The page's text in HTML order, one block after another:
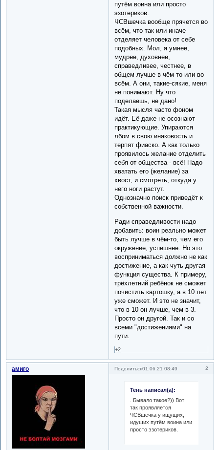
путём воина или просто
эзотериков.
ЧСВшечка вообще прячется во
всём, что так или иначе
отделяет человека от себе
подобных. Мол, я умнее,
мудрее, духовнее,
справедливее, честнее, в
общем лучше в чём-то или во
всём. А они, такие-сякие, меня
не понимают. Ну что
поделаешь, не дано!
Такая мысля часто фоном
идёт. Её даже не осознают
практикующие. Упираются
лбом в свою инаковость и
терпят фиаско. А как только
проявилось желание отделить
себя от общества - всё! Надо
хватать его (желание) за
хвост, и смотреть, откуда у
него ноги растут.
Однозначно поиск приведёт к
собственной важности.
Ради справедливости надо
добавить: воин реально может
быть лучше в чём-то, чем его
окружение, успешнее. Но это
восприниматься должно не как
достижение, а как чуть другая
функция существа. К примеру,
трёхлетний ребёнок не сможет
почистить картошку, а в 10 лет
уже сможет. И это не значит,
что в 10 он лучше, чем в 3.
Просто он другой. Так и со
всеми "достижениями" на
пути.
+2
Поделиться 2
01.06.21 08:49
амиго
Тень написал(а):
. Бывало такое?)) Вот
так проявляется
ЧСВшечка у ищущих,
идущих путём воина или
просто эзотериков.